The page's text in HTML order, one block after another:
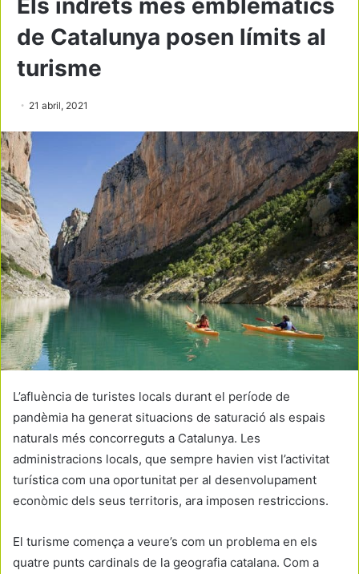
Els indrets més emblemàtics
de Catalunya posen límits al
turisme
21 abril, 2021
L’afluència de turistes locals durant el període de
pandèmia ha generat situacions de saturació als espais
naturals més concorreguts a Catalunya. Les
administracions locals, que sempre havien vist l’activitat
turística com una oportunitat per al desenvolupament
econòmic dels seus territoris, ara imposen restriccions.
El turisme comença a veure’s com un problema en els
quatre punts cardinals de la geografia catalana. Com a